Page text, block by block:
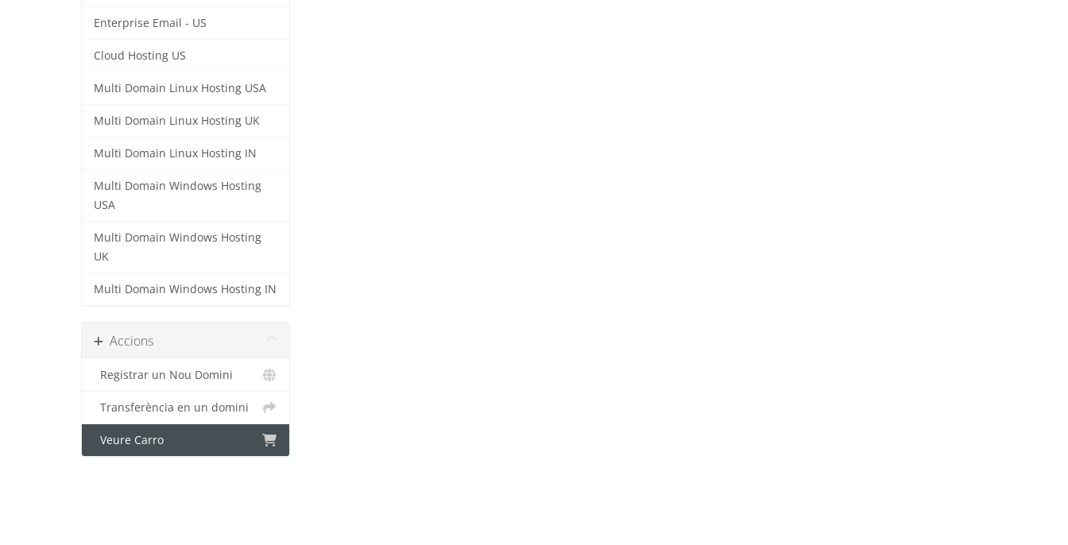
Enterprise Email - US
Cloud Hosting US
Multi Domain Linux Hosting USA
Multi Domain Linux Hosting UK
Multi Domain Linux Hosting IN
Multi Domain Windows Hosting
USA
Multi Domain Windows Hosting
UK
Multi Domain Windows Hosting IN
Accions
Registrar un Nou Domini
Transferència en un domini
Veure Carro